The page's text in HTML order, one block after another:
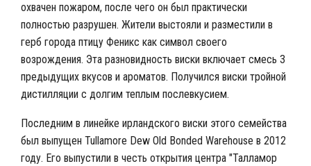
охвачен пожаром, после чего он был практически
полностью разрушен. Жители выстояли и разместили в
герб города птицу Феникс как символ своего
возрождения. Эта разновидность виски включает смесь 3
предыдущих вкусов и ароматов. Получился виски тройной
дистилляции с долгим теплым послевкусием.
Последним в линейке ирландского виски этого семейства
был выпущен Tullamore Dew Old Bonded Warehouse в 2012
году. Его выпустили в честь открытия центра "Талламор